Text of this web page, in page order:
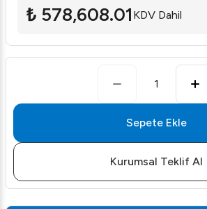
₺ 578,608.01 KDV Dahil
1
Sepete Ekle
Kurumsal Teklif Al